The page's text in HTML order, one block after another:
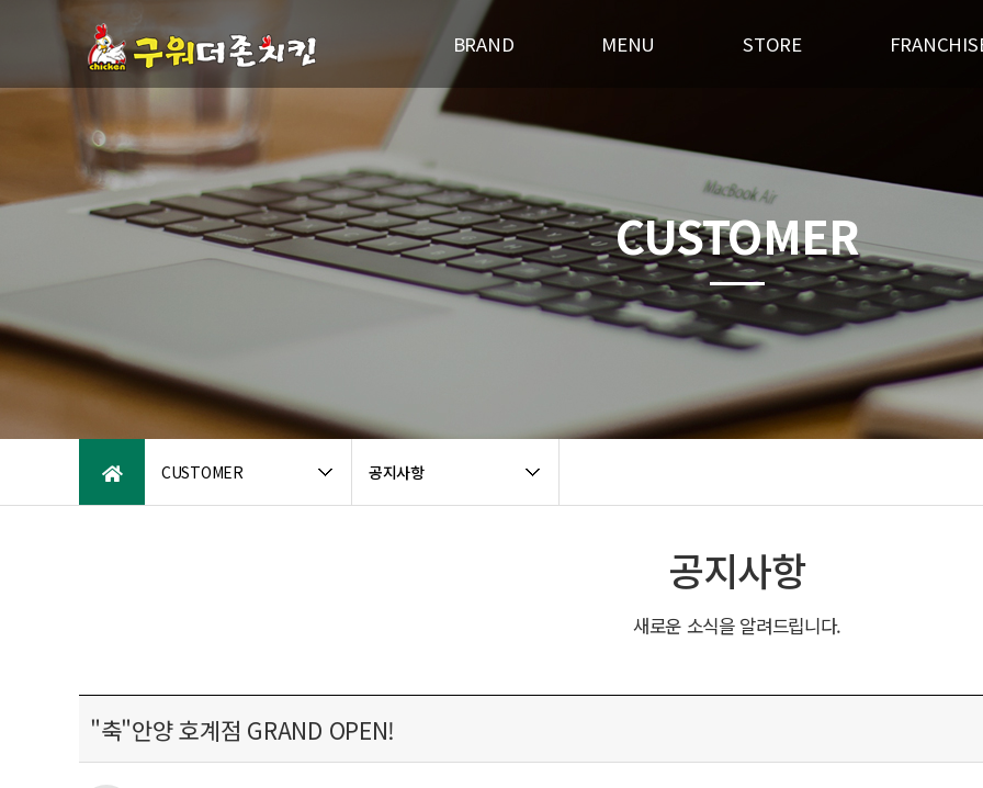
BRAND
브랜드스토리
패밀리브랜드소개
오시는 길
MENU
오븐구이
STORE
인테리어
창업상담
CUSTOMER 공지사항
CUSTOMER
공지사항
새로운 소식을 알려드립니다.
"축"안양 호계점 GRAND OPEN!